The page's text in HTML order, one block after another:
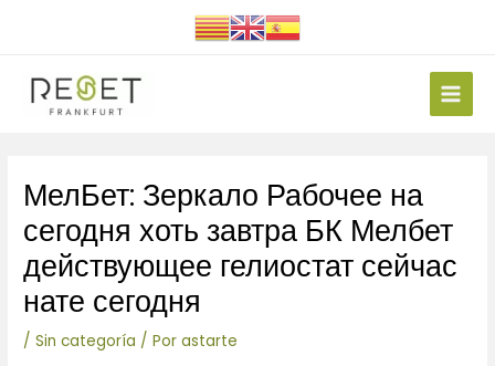
Main
МелБет: Зеркало Рабочее на
сегодня хоть завтра БК Мелбет
действующее гелиостат сейчас
нате сегодня
/Sin categoría / Porastarte
de
entradas